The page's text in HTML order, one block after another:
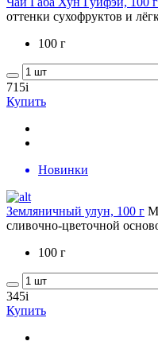
оттенки сухофруктов и
100 г
715i
Купить
Новинки
Земляничный улун, 100 г
сливочно-цветочной
100 г
345i
Купить